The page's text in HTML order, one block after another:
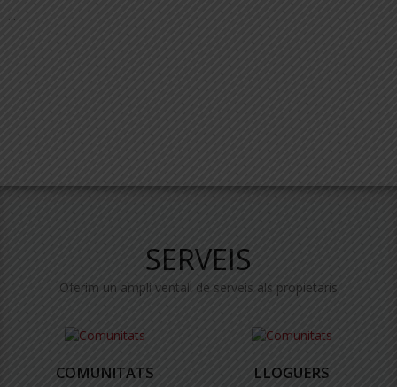
...
SERVEIS
Oferim un ampli ventall de serveis als propietaris
COMUNITATS LLOGUERS